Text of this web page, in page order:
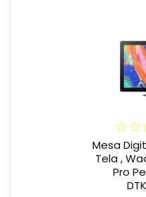
Mesa
Tela ,
Pro